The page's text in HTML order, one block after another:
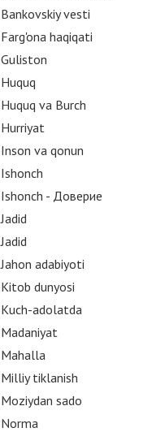
Bankovskiy vesti
Farg'ona haqiqati
Guliston
Huquq
Huquq va Burch
Hurriyat
Inson va qonun
Ishonch
Ishonch - Доверие
Jadid
Jadid
Jahon adabiyoti
Kitob dunyosi
Kuch-adolatda
Madaniyat
Mahalla
Milliy tiklanish
Moziydan sado
Norma